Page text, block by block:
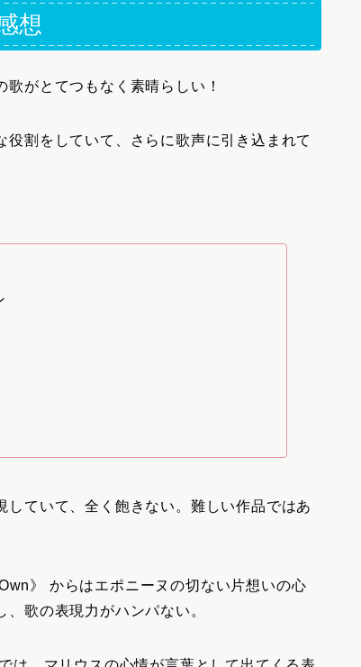
想
がとてつもなく素晴らしい！
割をしていて、さらに歌声に引き込まれて
していて、全く飽きない。難しい作品ではあ
》 からはエポニーヌの切ない片想いの心
歌の表現力がハンパない。